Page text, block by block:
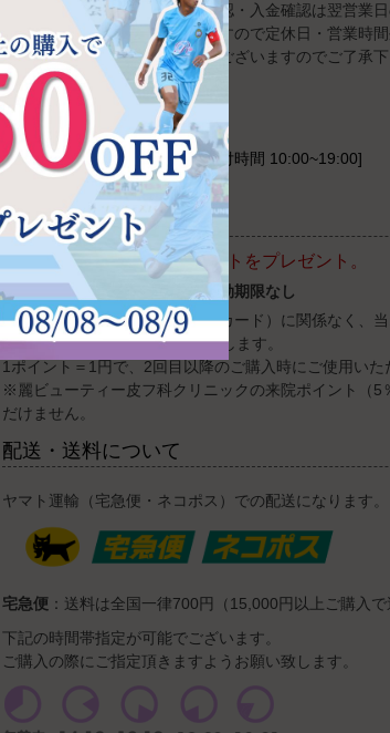
※定休日、営業時間外の発注確認・入金確認は翌営業日
商品発送は入金確認後となりますので定休日・営業時
お届け希望日に沿えない場合がございますのでご了承下
お電話でのご注文
TEL 0120-947-807 [受付時間 10:00~19:00]
ポイントについて
初回ご購入時に、500ポイントをプレゼント。
初回特典あり 年会費無料 有効期限なし
決済方法（代引き・クレジットカード）に関係なく、
金額の1～5％をポイント還元致します。
1ポイント＝1円で、2回目以降のご購入時にご使用いた
※麗ビューティー皮フ科クリニックの来院ポイント（5
だけません。
配送・送料について
ヤマト運輸（宅急便・ネコポス）での配送になります。
宅急便：送料は全国一律700円（15,000円以上ご購入で
下記の時間帯指定が可能でございます。
ご購入の際にご指定頂きますようお願い致します。